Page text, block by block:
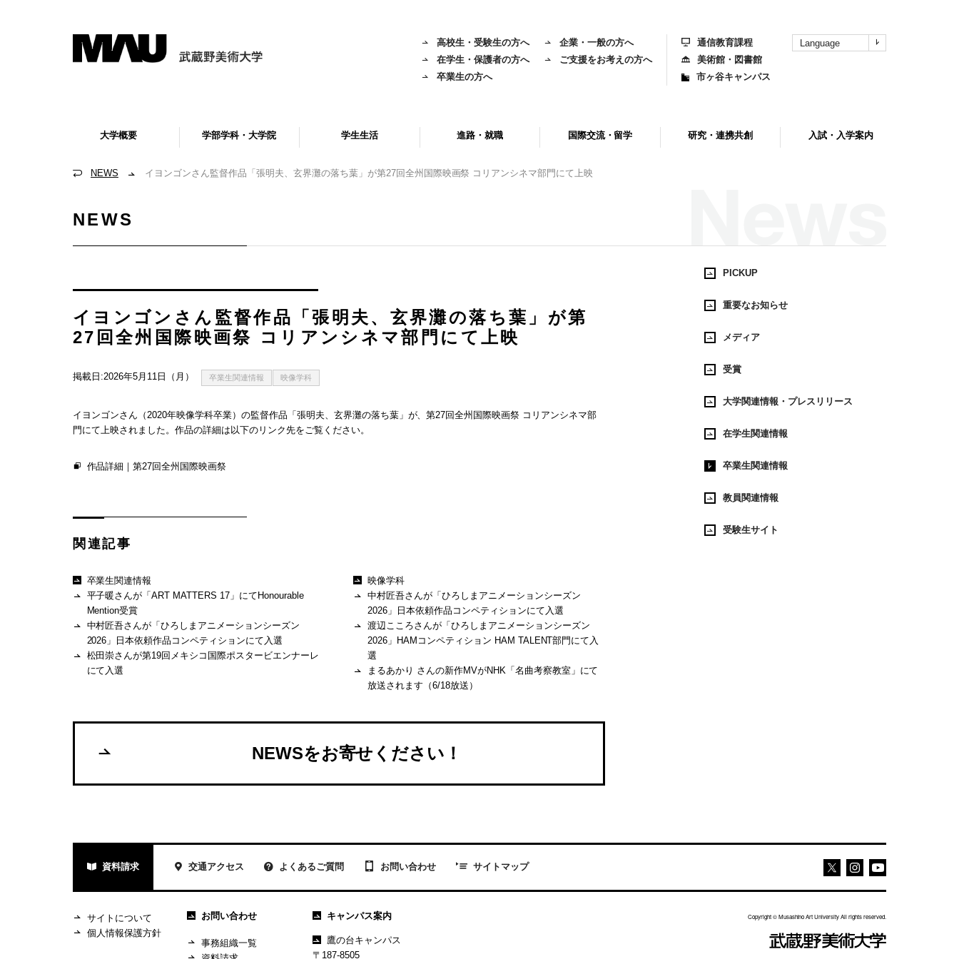
Language
通信教育課程
美術館・図書館
市ヶ谷キャンパス
高校生・受験生の方へ
在学生・保護者の方へ
卒業生の方へ
企業・一般の方へ
ご支援をお考えの方へ
大学概要 学部学科・大学院 学生生活 進路・就職 国際交流・留学 研究・連携共創 入試・入学案内
NEWS イヨンゴンさん監督作品「張明夫、玄界灘の落ち葉」が第27回全州国際映画祭 コリアンシネマ部門にて上映
NEWS
イヨンゴンさん監督作品「張明夫、玄界灘の落ち葉」が第
27回全州国際映画祭 コリアンシネマ部門にて上映
掲載日:2026年5月11日（月） 卒業生関連情報 映像学科
イヨンゴンさん（2020年映像学科卒業）の監督作品「張明夫、玄界灘の落ち葉」が、第27回全州国際映画祭 コリアンシネマ部
門にて上映されました。作品の詳細は以下のリンク先をご覧ください。
作品詳細｜第27回全州国際映画祭
関連記事
卒業生関連情報
平子暖さんが「ART MATTERS 17」にてHonourable
Mention受賞
中村匠吾さんが「ひろしまアニメーションシーズン
2026」日本依頼作品コンペティションにて入選
松田崇さんが第19回メキシコ国際ポスタービエンナーレ
にて入選
映像学科
中村匠吾さんが「ひろしまアニメーションシーズン
2026」日本依頼作品コンペティションにて入選
渡辺こころさんが「ひろしまアニメーションシーズン
2026」HAMコンペティション HAM TALENT部門にて入
選
まるあかり さんの新作MVがNHK「名曲考察教室」にて
放送されます（6/18放送）
NEWSをお寄せください！
PICKUP
重要なお知らせ
メディア
受賞
大学関連情報・プレスリリース
在学生関連情報
卒業生関連情報
教員関連情報
受験生サイト
資料請求 交通アクセス よくあるご質問 お問い合わせ
サイトマップ
Youtube
サイトについて
個人情報保護方針
お問い合わせ
事務組織一覧
キャンパス案内
鷹の台キャンパス
〒187-8505
Copyright © Musashino Art University All rights reserved.